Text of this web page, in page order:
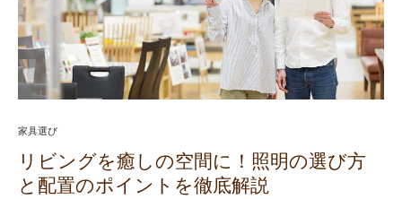
家具選び
リビングを癒しの空間に！照明の選び方
と配置のポイントを徹底解説